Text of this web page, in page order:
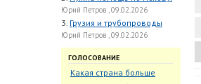
Юрий Петров , 09.02.2026
3. Грузия и трубопроводы
Юрий Петров , 09.02.2026
ГОЛОСОВАНИЕ
Какая страна больше